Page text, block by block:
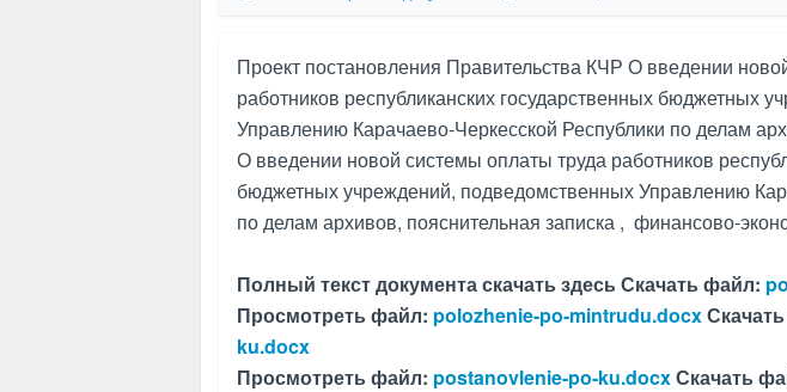
Проект постановления Правительства КЧР О введении
работников республиканских государственных бюджетных
Управлению Карачаево-Черкесской Республики по делам
О введении новой системы оплаты труда работников
бюджетных учреждений, подведомственных Управлению
по делам архивов, пояснительная записка , финансово-
Полный текст документа скачать здесь Скачать файл:
Просмотреть файл: polozhenie-po-mintrudu.docx
ku.docx
Просмотреть файл: postanovlenie-po-ku.docxСкачать